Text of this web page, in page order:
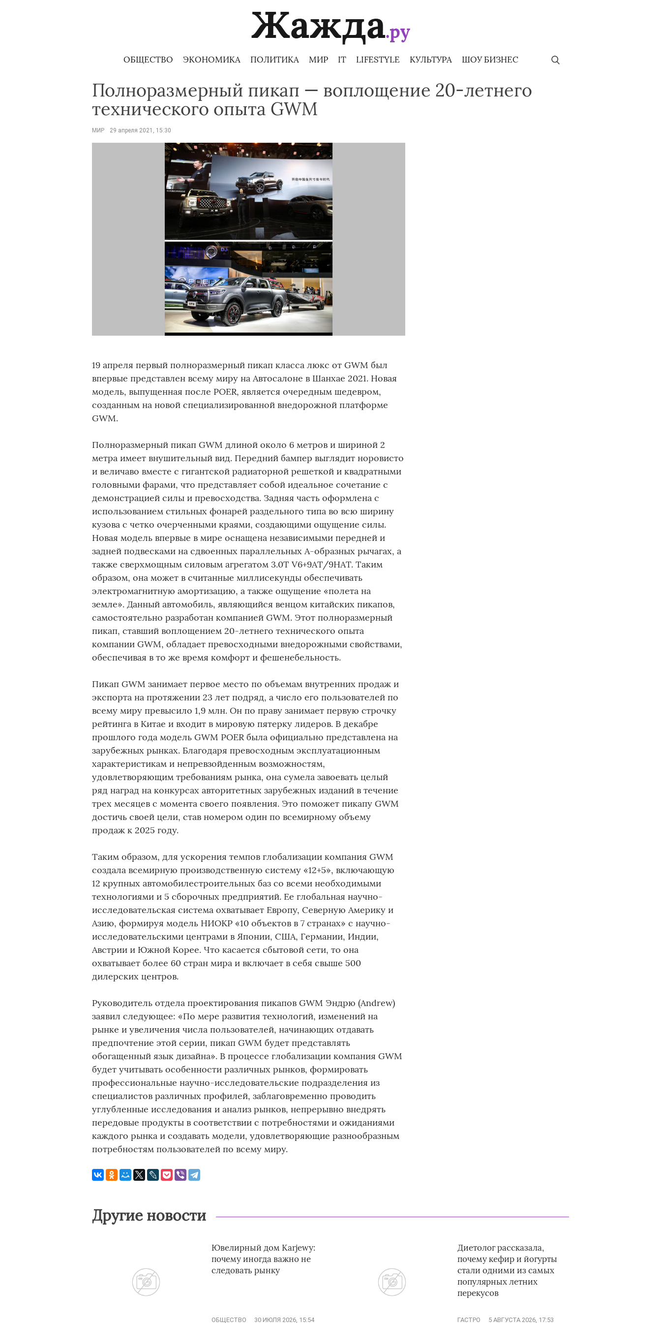
ОБЩЕСТВО ЭКОНОМИКА ПОЛИТИКА МИР IT LIFESTYLE КУЛЬТУРА ШОУ БИЗНЕС
Полноразмерный пикап — воплощение 20-летнего
технического опыта GWM
МИР 29 апреля 2021, 15:30
19 апреля первый полноразмерный пикап класса люкс от GWM был
впервые представлен всему миру на Автосалоне в Шанхае 2021. Новая
модель, выпущенная после POER, является очередным шедевром,
созданным на новой специализированной внедорожной платформе
GWM.
Полноразмерный пикап GWM длиной около 6 метров и шириной 2
метра имеет внушительный вид. Передний бампер выглядит норовисто
и величаво вместе с гигантской радиаторной решеткой и квадратными
головными фарами, что представляет собой идеальное сочетание с
демонстрацией силы и превосходства. Задняя часть оформлена с
использованием стильных фонарей раздельного типа во всю ширину
кузова с четко очерченными краями, создающими ощущение силы.
Новая модель впервые в мире оснащена независимыми передней и
задней подвесками на сдвоенных параллельных А-образных рычагах, а
также сверхмощным силовым агрегатом 3.0T V6+9AT/9HAT. Таким
образом, она может в считанные миллисекунды обеспечивать
электромагнитную амортизацию, а также ощущение «полета на
земле». Данный автомобиль, являющийся венцом китайских пикапов,
самостоятельно разработан компанией GWM. Этот полноразмерный
пикап, ставший воплощением 20-летнего технического опыта
компании GWM, обладает превосходными внедорожными свойствами,
обеспечивая в то же время комфорт и фешенебельность.
Пикап GWM занимает первое место по объемам внутренних продаж и
экспорта на протяжении 23 лет подряд, а число его пользователей по
всему миру превысило 1,9 млн. Он по праву занимает первую строчку
рейтинга в Китае и входит в мировую пятерку лидеров. В декабре
прошлого года модель GWM POER была официально представлена на
зарубежных рынках. Благодаря превосходным эксплуатационным
характеристикам и непревзойденным возможностям,
удовлетворяющим требованиям рынка, она сумела завоевать целый
ряд наград на конкурсах авторитетных зарубежных изданий в течение
трех месяцев с момента своего появления. Это поможет пикапу GWM
достичь своей цели, став номером один по всемирному объему
продаж к 2025 году.
Таким образом, для ускорения темпов глобализации компания GWM
создала всемирную производственную систему «12+5», включающую
12 крупных автомобилестроительных баз со всеми необходимыми
технологиями и 5 сборочных предприятий. Ее глобальная научно-
исследовательская система охватывает Европу, Северную Америку и
Азию, формируя модель НИОКР «10 объектов в 7 странах» с научно-
исследовательскими центрами в Японии, США, Германии, Индии,
Австрии и Южной Корее. Что касается сбытовой сети, то она
охватывает более 60 стран мира и включает в себя свыше 500
дилерских центров.
Руководитель отдела проектирования пикапов GWM Эндрю (Andrew)
заявил следующее: «По мере развития технологий, изменений на
рынке и увеличения числа пользователей, начинающих отдавать
предпочтение этой серии, пикап GWM будет представлять
обогащенный язык дизайна». В процессе глобализации компания GWM
будет учитывать особенности различных рынков, формировать
профессиональные научно-исследовательские подразделения из
специалистов различных профилей, заблаговременно проводить
углубленные исследования и анализ рынков, непрерывно внедрять
передовые продукты в соответствии с потребностями и ожиданиями
каждого рынка и создавать модели, удовлетворяющие разнообразным
потребностям пользователей по всему миру.
Другие новости
Ювелирный дом Karjewy:
почему иногда важно не
следовать рынку
ОБЩЕСТВО 30 ИЮЛЯ 2026, 15:54
Диетолог рассказала,
почему кефир и йогурты
стали одними из самых
популярных летних
перекусов
ГАСТРО 5 АВГУСТА 2026, 17:53